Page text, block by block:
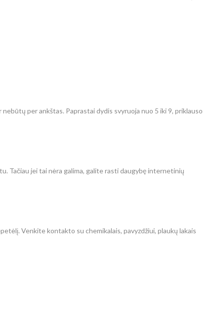
per ankštas. Paprastai dydis svyruoja nuo 5 iki 9, priklauso
Tačiau jei tai nėra galima, galite rasti daugybę internetinių
Venkite kontakto su chemikalais, pavyzdžiui, plaukų lakais